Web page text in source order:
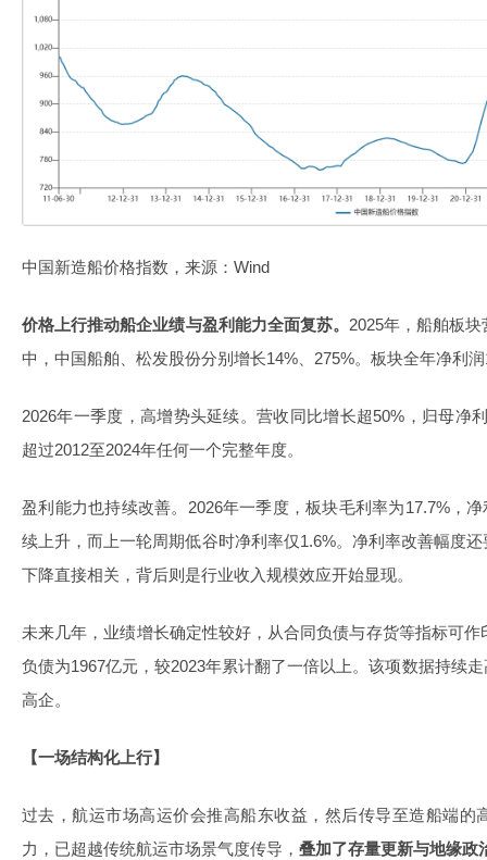
中国新造船价格指数，来源：Wind
价格上行推动船企业绩与盈利能力全面复苏。 2025年，船舶板
中，中国船舶、松发股份分别增长14%、275%。板块全年净利
2026年一季度，高增势头延续。营收同比增长超50%，归母净
超过2012至2024年任何一个完整年度。
盈利能力也持续改善。2026年一季度，板块毛利率为17.7%，
续上升，而上一轮周期低谷时净利率仅1.6%。净利率改善幅度
下降直接相关，背后则是行业收入规模效应开始显现。
未来几年，业绩增长确定性较好，从合同负债与存货等指标可
负债为1967亿元，较2023年累计翻了一倍以上。该项数据持续
高企。
【一场结构化上行】
过去，航运市场高运价会推高船东收益，然后传导至造船端的
力，已超越传统航运市场景气度传导， 叠加了存量更新与地缘政